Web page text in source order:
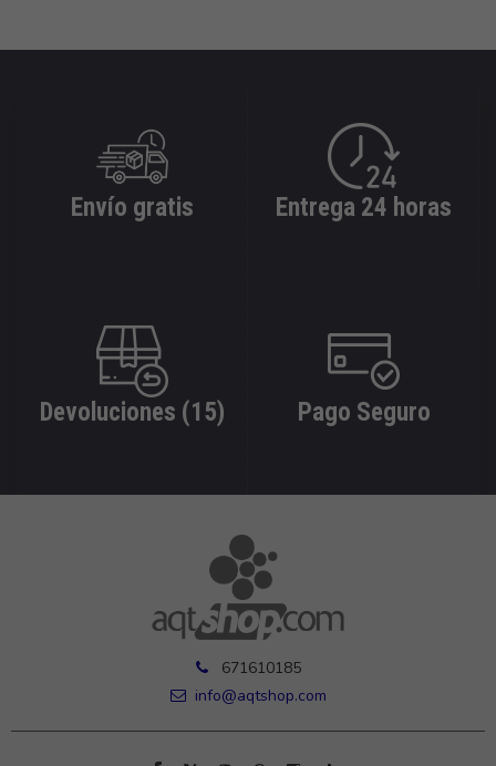
Envío gratis Entrega 24 horas
Devoluciones (15) Pago Seguro
671610185
info@aqtshop.com